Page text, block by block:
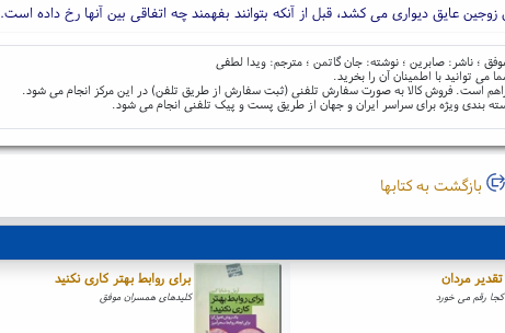
عایق دیواری می کشد، قبل از آنکه بتوانند بفهمند چه اتفاقی بین آنها رخ داده است.
؛ ناشر: صابرین ؛ نوشته: جان گاتمن ؛ مترجم: ویدا لطفی
می توانید با اطمینان آن را بخرید.
فراهم است. فروش کالا به صورت سفارش تلفنی (ثبت سفارش از طریق تلفن) در این مرکز انجام می شود.
بندی ویژه برای سراسر ایران و جهان از طریق پست و پیک تلفنی انجام می شود.
بازگشت به کتابها
تقدیر مردان
کجا رقم می خورد
برای روابط بهتر کاری نکنید
کلیدهای همسران موفق